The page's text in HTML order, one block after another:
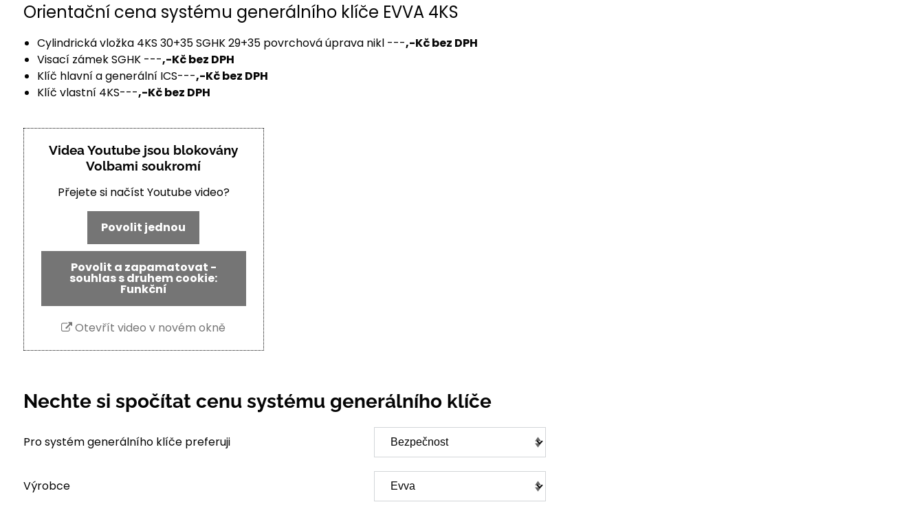
Orientační cena systému generálního klíče EVVA 4KS
Cylindrická vložka 4KS 30+35 SGHK 29+35 povrchová úprava nikl ---,-Kč bez DPH
Visací zámek SGHK ---,-Kč bez DPH
Klíč hlavní a generální ICS---,-Kč bez DPH
Klíč vlastní 4KS---,-Kč bez DPH
Videa Youtube jsou blokovány
Volbami soukromí
Přejete si načíst Youtube video?
Povolit jednou
Povolit a zapamatovat -
souhlas s druhem cookie:
Funkční
Otevřít video v novém okně
Nechte si spočítat cenu systému generálního klíče
Pro systém generálního klíče preferuji
Výrobce